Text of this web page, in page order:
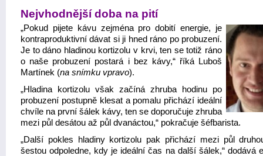
Nejvhodnější doba na pití
„Pokud pijete kávu zejména pro dobití energie, je
kontraproduktivní dávat si ji hned ráno po probuzení.
Je to dáno hladinou kortizolu v krvi, ten se totiž ráno
o naše probuzení postará i bez kávy,“ říká Luboš
Martínek (na snímku vpravo).
„Hladina kortizolu však začíná zhruba hodinu po
probuzení postupně klesat a pomalu přichází ideální
chvíle na první šálek kávy, ten se doporučuje zhruba
mezi půl desátou až půl dvanáctou,“ pokračuje šéfbarista.
„Další pokles hladiny kortizolu pak přichází mezi půl
šestou odpoledne, kdy je ideální čas na další šálek,“ dodává